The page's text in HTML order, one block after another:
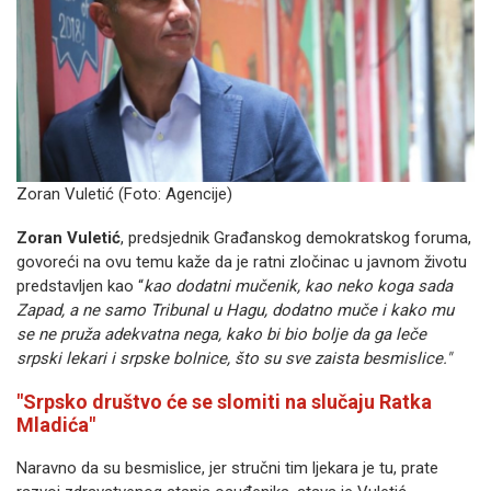
Zoran Vuletić (Foto: Agencije)
Zoran Vuletić, predsjednik Građanskog demokratskog foruma,
govoreći na ovu temu kaže da je ratni zločinac u javnom životu
predstavljen kao “kao dodatni mučenik, kao neko koga sada
Zapad, a ne samo Tribunal u Hagu, dodatno muče i kako mu
se ne pruža adekvatna nega, kako bi bio bolje da ga leče
srpski lekari i srpske bolnice, što su sve zaista besmislice."
"Srpsko društvo će se slomiti na slučaju Ratka
Mladića"
Naravno da su besmislice, jer stručni tim ljekara je tu, prate